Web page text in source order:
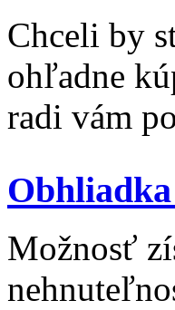
Chceli by
ohľadne
radi vám
Možnosť